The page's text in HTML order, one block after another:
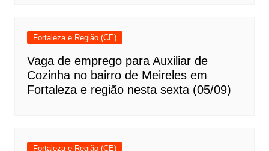
Fortaleza e Região (CE)
Vaga de emprego para Auxiliar de
Cozinha no bairro de Meireles em
Fortaleza e região nesta sexta (05/09)
Fortaleza e Região (CE)